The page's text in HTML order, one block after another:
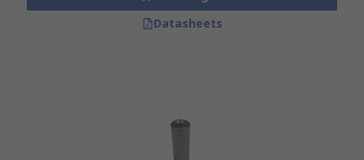
Datasheets